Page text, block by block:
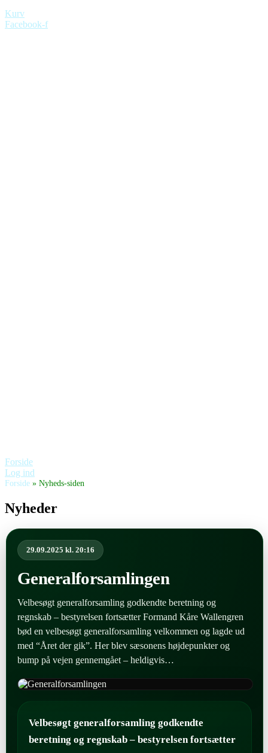
Kurv
Facebook-f
Forside
Log ind
Forside » Nyheds-siden
Nyheder
29.09.2025 kl. 20:16
Generalforsamlingen
Velbesøgt generalforsamling godkendte beretning og
regnskab – bestyrelsen fortsætter Formand Kåre Wallengren
bød en velbesøgt generalforsamling velkommen og lagde ud
med “Året der gik”. Her blev sæsonens højdepunkter og
bump på vejen gennemgået – heldigvis…
Velbesøgt generalforsamling godkendte
beretning og regnskab – bestyrelsen fortsætter